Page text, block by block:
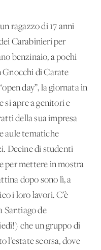
ragazzo di 17 anni
Carabinieri per
benzinaio, a pochi
Gnocchi di Carate
day”, la giornata in
si apre a genitori e
della sua impresa
aule tematiche
Decine di studenti
per mettere in mostra
dopo sono lì, a
i loro lavori. C’è
Santiago de
che un gruppo di
l’estate scorsa, dove